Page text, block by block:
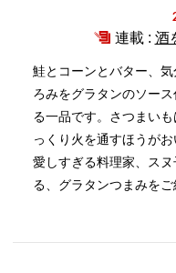
連載 : 酒
鮭とコーンとバター、
ろみをグラタンのソー
る一品です。さつまい
っくり火を通すほうが
愛しすぎる料理家、ス
る、グラタンつまみをご